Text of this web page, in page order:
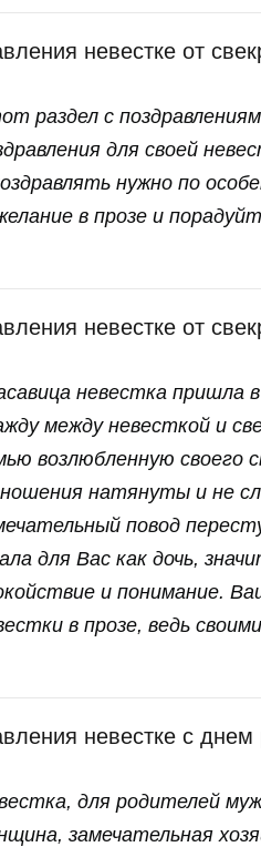
невестке от
раздел с
для своей
нужно по
в прозе и
невестке от
невестка пришла
между невесткой и
возлюбленную своего
натянуты и не
повод
для Вас как дочь,
и понимание.
в прозе, ведь
невестке с
для родителей
замечательная